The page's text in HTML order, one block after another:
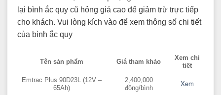
lại bình ắc quy cũ hỏng giá cao để giảm trừ trực tiếp
cho khách. Vui lòng kích vào để xem thông số chi tiết
của bình ắc quy
Tên sản phẩm Giá tham khảo
Xem chi
tiết
Emtrac Plus 90D23L (12V –
65Ah)
2,400,000
đồng/bình
Xem